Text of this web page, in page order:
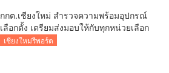
กกต.เชียงใหม่ สำรวจความพร้อมอุปกรณ์
เลือกตั้ง เตรียมส่งมอบให้กับทุกหน่วยเลือก
ตั้งในวันพรุ่งนี้
เชียงใหม่รีพอร์ต